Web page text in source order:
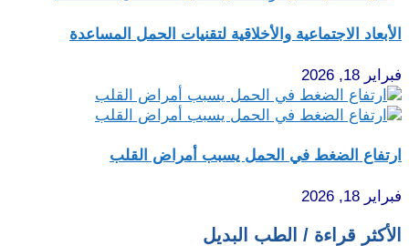
الأبعاد الاجتماعية والأخلاقية لتقنيات الحمل المساعدة
فبراير 18, 2026
ارتفاع الضغط في الحمل يسبب أمراض القلب
فبراير 18, 2026
الأكثر قراءة / الطب البديل